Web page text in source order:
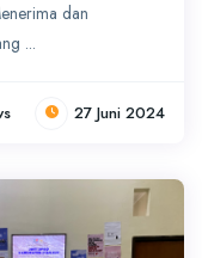
dan
...
27 Juni 2024